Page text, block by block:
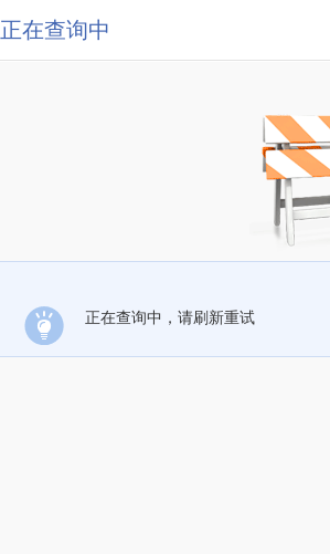
正在查询中
正在查询中，请刷新重试